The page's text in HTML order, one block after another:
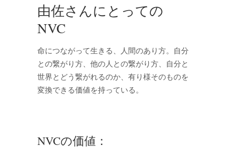
由佐さんにとっての
NVC
命につながって生きる、人間のあり方。自分
との繋がり方、他の人との繋がり方、自分と
世界とどう繋がれるのか、有り様そのものを
変換できる価値を持っている。
NVCの価値：